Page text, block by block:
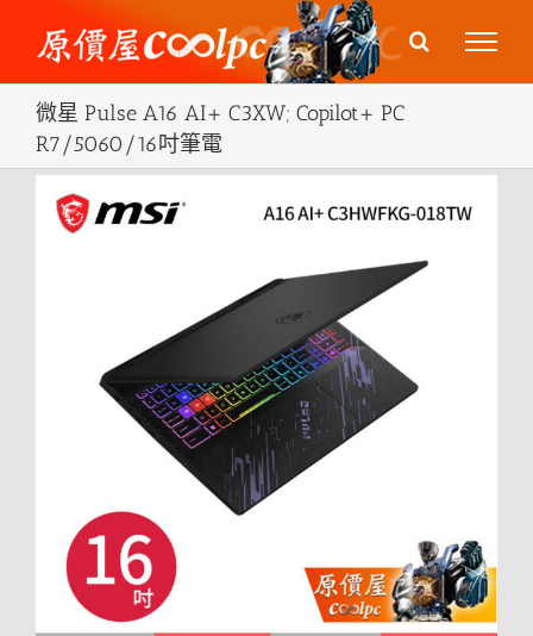
content
微星 Pulse A16 AI+ C3XW; Copilot+ PC
R7/5060/16吋筆電
View
Larger